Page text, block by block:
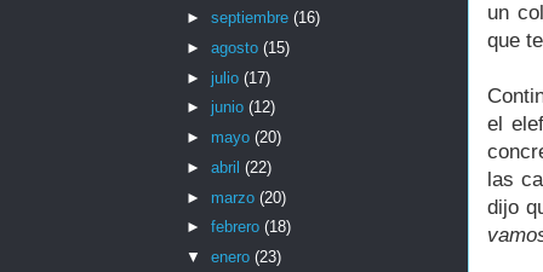
un
que
el
las
dijo
► septiembre (16)
► agosto (15)
► julio (17)
► junio (12)
► mayo (20)
► abril (22)
► marzo (20)
► febrero (18)
▼ enero (23)